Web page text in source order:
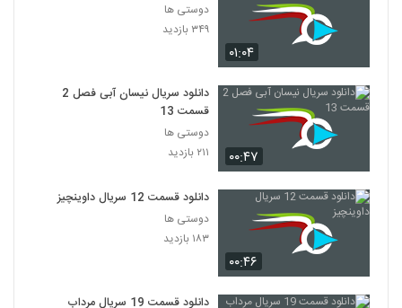
۰۱:۰۴
دوستی ها
۳۴۹ بازدید
۰۰:۴۷
دانلود سریال نیسان آبی فصل 2
قسمت 13
دوستی ها
۲۱۱ بازدید
۰۰:۴۶
دانلود قسمت 12 سریال داوینچیز
دوستی ها
۱۸۳ بازدید
دانلود قسمت 19 سریال مرداب